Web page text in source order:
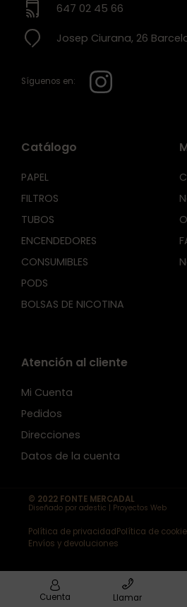
647 02 45 66
Josep Ciurana, 26
Síguenos en:
Catálogo
PAPEL
FILTROS
TUBOS
ENCENDEDORES
CONSUMIBLES
PODS
BOLSAS DE NICOTINA
Atención al cliente
Mi Cuenta
Pedidos
Direcciones
Datos de la cuenta
© 2022 FONTE MERCADAL
Diseñado por adestic | Proyectos Web
Política de privacidadPolítica de
Envíos y devoluciones
Cuenta Llamar